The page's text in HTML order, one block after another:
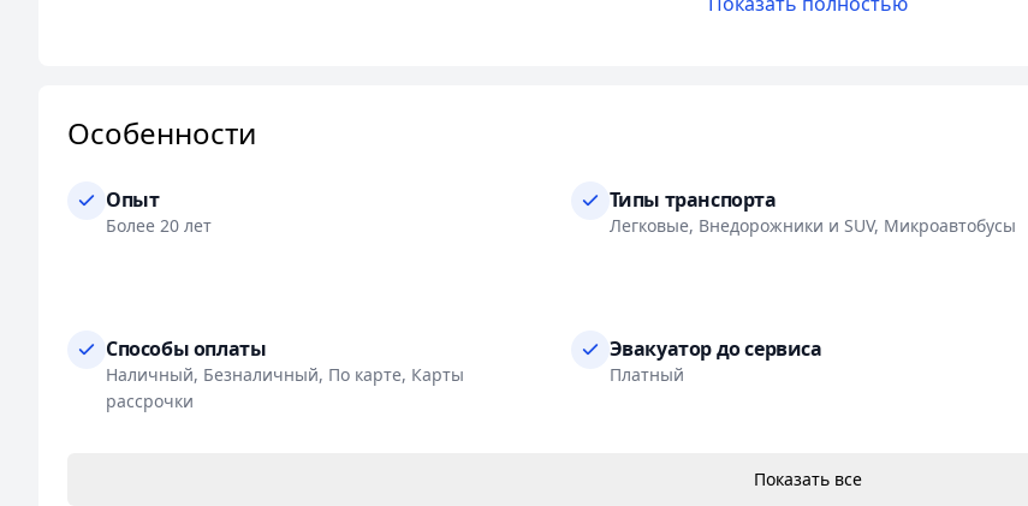
Использование современного оборудования Bosch и высокоточного инструмента Hoffman.
Гарантия на выполненные работы и установленные запасные части.
Скидки для постоянных и корпоративных клиентов.
Удобное расположение в центре Минска, рядом с гипермаркетом "Корона" на ул. Кальварийской.
Мы гарантируем удовлетворение ваших потребностей и довольство от качества выполненных работ.
Сделайте правильный выбор и доверьте свой автомобиль профессионалам.
Особенности
Опыт
Более 20 лет
Типы транспорта
Легковые, Внедорожники и SUV, Микроавтобусы
Способы оплаты
Наличный, Безналичный, По карте, Карты
рассрочки
Эвакуатор до сервиса
Платный
Показать все